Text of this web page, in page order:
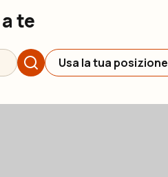
te
Usa la tua posizione